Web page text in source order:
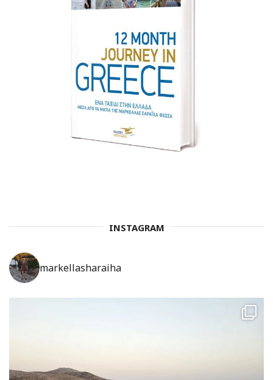
INSTAGRAM
markellasharaiha